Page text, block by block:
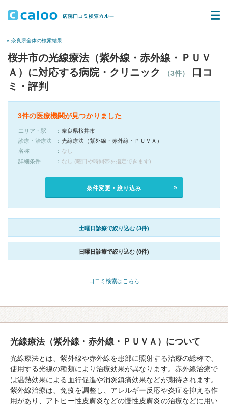
« 奈良県全体の検索結果
桜井市の光線療法（紫外線・赤外線・ＰＵＶ
Ａ）に対応する病院・クリニック
（3件）
口コ
ミ・評判
3件の医療機関が見つかりました
エリア・駅
奈良県桜井市
診療・治療法
光線療法（紫外線・赤外線・ＰＵＶＡ）
名称
なし
詳細条件
なし (曜日や時間帯を指定できます)
条件変更・絞り込み
土曜日診療で絞り込む (3件)
日曜日診療で絞り込む (0件)
口コミ検索はこちら
光線療法（紫外線・赤外線・ＰＵＶＡ）について
光線療法とは、紫外線や赤外線を患部に照射する治療の総称で、
使用する光線の種類により治療効果が異なります。赤外線治療で
は温熱効果による血行促進や消炎鎮痛効果などが期待されます。
紫外線治療は、免疫を調整し、アレルギー反応や炎症を抑える作
用があり、アトピー性皮膚炎などの慢性皮膚炎の治療などに用い